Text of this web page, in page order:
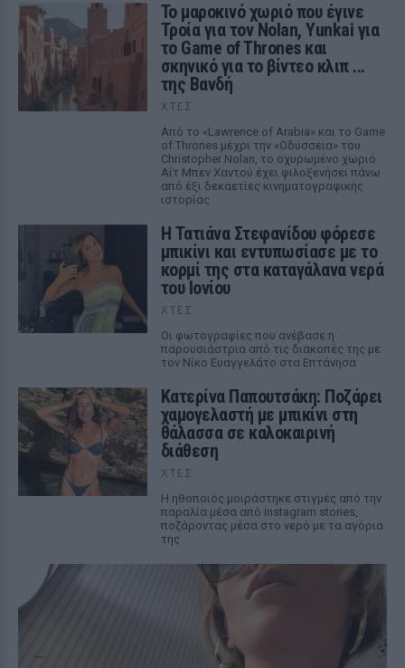
Το μαροκινό χωριό που έγινε
Τροία για τον Nolan, Yunkai για
το Game of Thrones και
σκηνικό για το βίντεο κλιπ ...
της Βανδή
ΧΤΕΣ
Από το «Lawrence of Arabia» και το Game
of Thrones μέχρι την «Οδύσσεια» του
Christopher Nolan, το οχυρωμένο χωριό
Αΐτ Μπεν Χαντού έχει φιλοξενήσει πάνω
από έξι δεκαετίες κινηματογραφικής
ιστορίας
Η Τατιάνα Στεφανίδου φόρεσε
μπικίνι και εντυπωσίασε με το
κορμί της στα καταγάλανα νερά
του Ιονίου
ΧΤΕΣ
Οι φωτογραφίες που ανέβασε η
παρουσιάστρια από τις διακοπές της με
τον Νίκο Ευαγγελάτο στα Επτάνησα
Κατερίνα Παπουτσάκη: Ποζάρει
χαμογελαστή με μπικίνι στη
θάλασσα σε καλοκαιρινή
διάθεση
ΧΤΕΣ
Η ηθοποιός μοιράστηκε στιγμές από την
παραλία μέσα από Instagram stories,
ποζάροντας μέσα στο νερό με τα αγόρια
της